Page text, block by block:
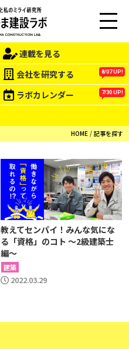
EN
連載を見る
会社を研究する 8/07 UP!
ラボカレンダー 7/30 UP!
HOME 記事を探す
教えてセンパイ！みんな気にな
る「資格」のコト 〜2級建築士
編〜
建築
2022.03.29